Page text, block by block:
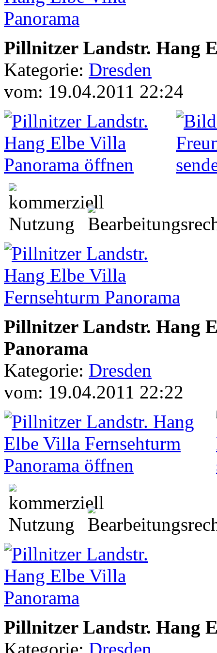
Pillnitzer Landstr. Hang
Kategorie: Dresden
vom: 19.04.2011 22:24
Pillnitzer Landstr. Hang
Panorama
Kategorie: Dresden
vom: 19.04.2011 22:22
Pillnitzer Landstr. Hang
Kategorie: Dresden